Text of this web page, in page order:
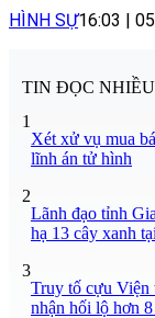
HÌNH SỰ16:03
TIN ĐỌC NHIỀU
1
Xét xử vụ mua
lĩnh án tử hình
2
Lãnh đạo tỉnh
hạ 13 cây xanh
3
Truy tố cựu Viện
nhận hối lộ hơn